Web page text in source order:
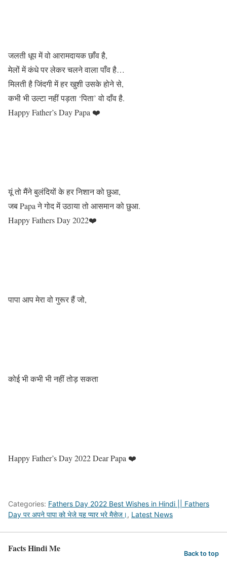
जलती धूप में वो आरामदायक छाँव है,
मेलों में कंधे पर लेकर चलने वाला पाँव है…
मिलती है जिंदगी में हर खुशी उसके होने से,
कभी भी उल्टा नहीं पड़ता ‘पिता’ वो दाँव है.
Happy Father’s Day Papa ❤️
यूं तो मैंने बुलंदियों के हर निशान को छुआ,
जब Papa ने गोद में उठाया तो आसमान को छुआ.
Happy Fathers Day 2022❤️
पापा आप मेरा वो गुरूर हैं जो,
कोई भी कभी भी नहीं तोड़ सकता
Happy Father’s Day 2022 Dear Papa ❤️
Categories: Fathers Day 2022 Best Wishes in Hindi || Fathers
Day पर अपने पापा को भेजे यह प्यार भरे मैसेज।, Latest News
Facts Hindi Me Back to top